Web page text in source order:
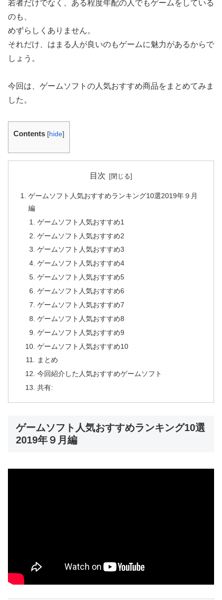
若者だけでなく、ある程度年配の人でもゲームをしている
のも、
めずらしくありません。
それだけ、はまる人が良いのもゲームに魅力があるからで
しょう。
今回は、ゲームソフトの人気おすすめ商品をまとめてみま
した。
Contents [hide]
目次
ゲームソフト人気おすすめランキング10選2019年９月
編
ゲームソフト人気おすすめ1
ゲームソフト人気おすすめ2
ゲームソフト人気おすすめ3
ゲームソフト人気おすすめ4
ゲームソフト人気おすすめ5
ゲームソフト人気おすすめ6
ゲームソフト人気おすすめ7
ゲームソフト人気おすすめ8
ゲームソフト人気おすすめ9
ゲームソフト人気おすすめ10
まとめ
今回紹介した人気おすすめゲームソフト
共有:
ゲームソフト人気おすすめランキング10選
2019年９月編